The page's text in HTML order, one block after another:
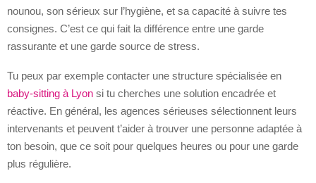
nounou, son sérieux sur l’hygiène, et sa capacité à suivre tes
consignes. C’est ce qui fait la différence entre une garde
rassurante et une garde source de stress.
Tu peux par exemple contacter une structure spécialisée en
baby-sitting à Lyon si tu cherches une solution encadrée et
réactive. En général, les agences sérieuses sélectionnent leurs
intervenants et peuvent t’aider à trouver une personne adaptée à
ton besoin, que ce soit pour quelques heures ou pour une garde
plus régulière.